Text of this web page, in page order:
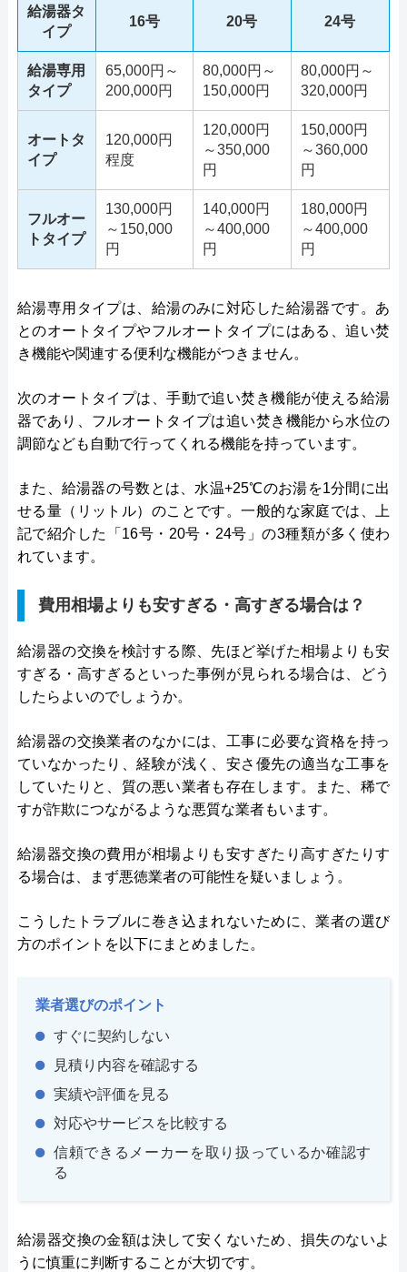
給湯器タ
イプ
16号 20号 24号
給湯専用
タイプ
65,000円～
200,000円
80,000円～
150,000円
80,000円～
320,000円
オートタ
イプ
120,000円
程度
120,000円
～350,000
円
150,000円
～360,000
円
フルオー
トタイプ
130,000円
～150,000
円
140,000円
～400,000
円
180,000円
～400,000
円
給湯専用タイプは、給湯のみに対応した給湯器です。あ
とのオートタイプやフルオートタイプにはある、追い焚
き機能や関連する便利な機能がつきません。
次のオートタイプは、手動で追い焚き機能が使える給湯
器であり、フルオートタイプは追い焚き機能から水位の
調節なども自動で行ってくれる機能を持っています。
また、給湯器の号数とは、水温+25℃のお湯を1分間に出
せる量（リットル）のことです。一般的な家庭では、上
記で紹介した「16号・20号・24号」の3種類が多く使わ
れています。
費用相場よりも安すぎる・高すぎる場合は？
給湯器の交換を検討する際、先ほど挙げた相場よりも安
すぎる・高すぎるといった事例が見られる場合は、どう
したらよいのでしょうか。
給湯器の交換業者のなかには、工事に必要な資格を持っ
ていなかったり、経験が浅く、安さ優先の適当な工事を
していたりと、質の悪い業者も存在します。また、稀で
すが詐欺につながるような悪質な業者もいます。
給湯器交換の費用が相場よりも安すぎたり高すぎたりす
る場合は、まず悪徳業者の可能性を疑いましょう。
こうしたトラブルに巻き込まれないために、業者の選び
方のポイントを以下にまとめました。
業者選びのポイント
すぐに契約しない
見積り内容を確認する
実績や評価を見る
対応やサービスを比較する
信頼できるメーカーを取り扱っているか確認す
る
給湯器交換の金額は決して安くないため、損失のないよ
うに慎重に判断することが大切です。